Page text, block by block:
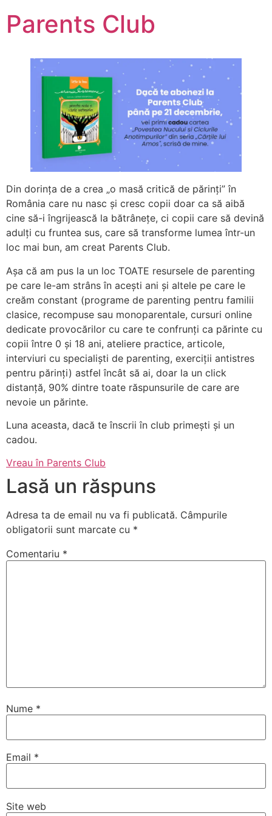
Parents Club
Din dorința de a crea „o masă critică de părinți” în
România care nu nasc și cresc copii doar ca să aibă
cine să-i îngrijească la bătrânețe, ci copii care să devină
adulți cu fruntea sus, care să transforme lumea într-un
loc mai bun, am creat Parents Club.
Așa că am pus la un loc TOATE resursele de parenting
pe care le-am strâns în acești ani și altele pe care le
creăm constant (programe de parenting pentru familii
clasice, recompuse sau monoparentale, cursuri online
dedicate provocărilor cu care te confrunți ca părinte cu
copii între 0 și 18 ani, ateliere practice, articole,
interviuri cu specialiști de parenting, exerciții antistres
pentru părinți) astfel încât să ai, doar la un click
distanță, 90% dintre toate răspunsurile de care are
nevoie un părinte.
Luna aceasta, dacă te înscrii în club primești și un
cadou.
Vreau în Parents Club
Lasă un răspuns
Adresa ta de email nu va fi publicată. Câmpurile
obligatorii sunt marcate cu *
Comentariu *
Nume *
Email *
Site web